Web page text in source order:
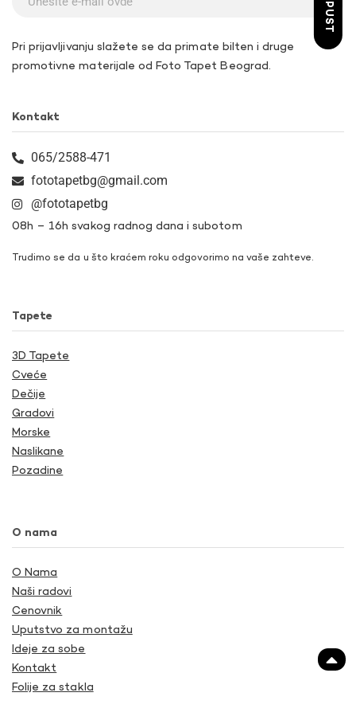
Pri prijavljivanju slažete se da primate bilten i druge
promotivne materijale od Foto Tapet Beograd.
Kontakt
065/2588-471
fototapetbg@gmail.com
@fototapetbg
08h – 16h svakog radnog dana i subotom
Trudimo se da u što kraćem roku odgovorimo na vaše zahteve.
Tapete
3D Tapete
Cveće
Dečije
Gradovi
Morske
Naslikane
Pozadine
O nama
O Nama
Naši radovi
Cenovnik
Uputstvo za montažu
Ideje za sobe
Kontakt
Folije za stakla